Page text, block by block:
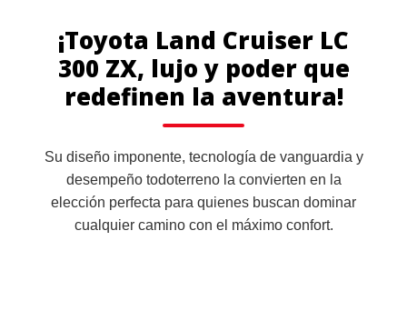
¡Toyota Land Cruiser LC
300 ZX, lujo y poder que
redefinen la aventura!
Su diseño imponente, tecnología de vanguardia y
desempeño todoterreno la convierten en la
elección perfecta para quienes buscan dominar
cualquier camino con el máximo confort.